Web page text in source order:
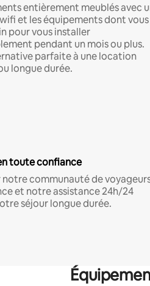
entièrement meublés avec
et les équipements dont vous
pour vous installer
pendant un mois ou plus.
parfaite à une location
longue durée.
toute confiance
notre communauté de
et notre assistance 24h/24
séjour longue durée.